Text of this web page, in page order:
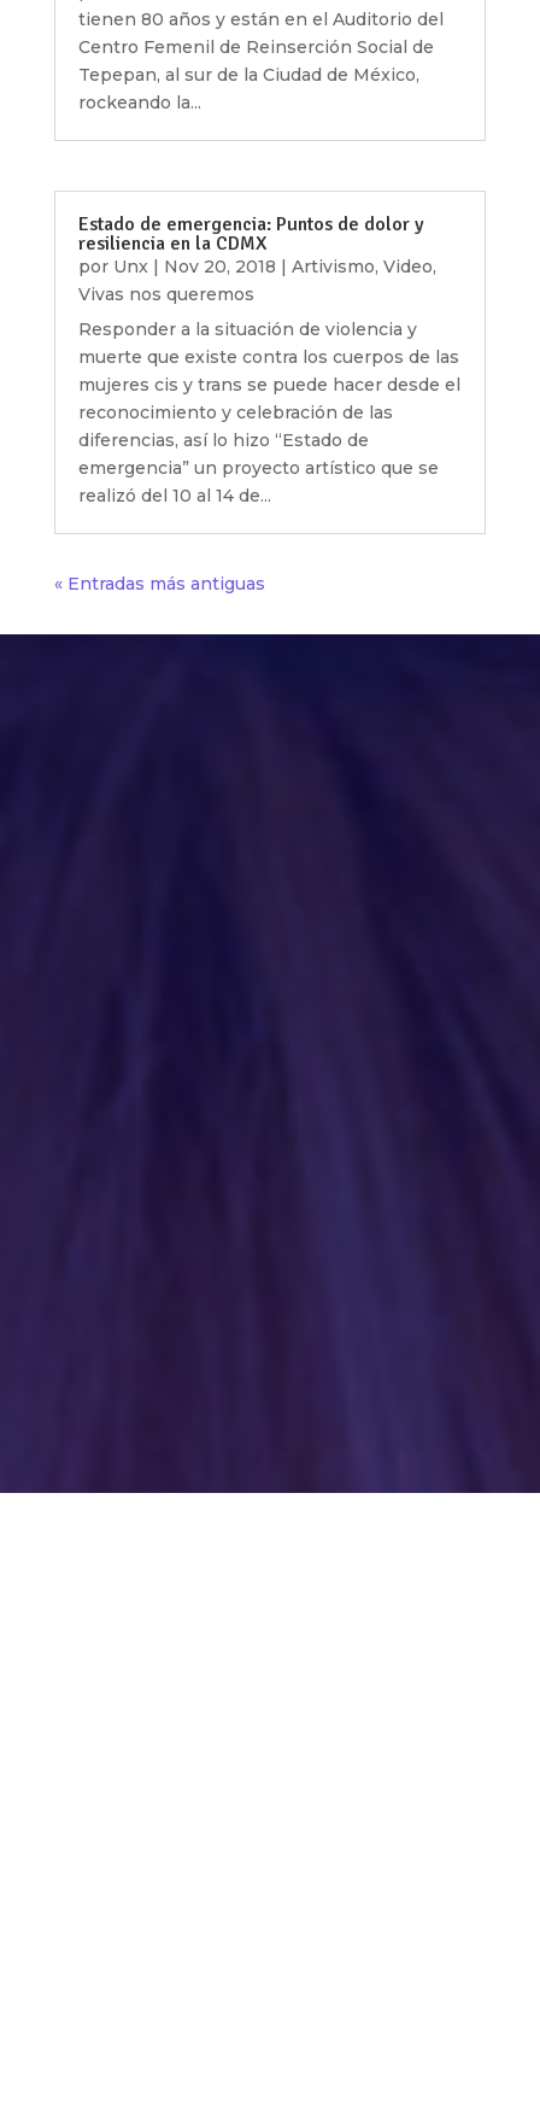
tienen 80 años y están en el Auditorio del
Centro Femenil de Reinserción Social de
Tepepan, al sur de la Ciudad de México,
rockeando la...
Estado de emergencia: Puntos de dolor y
resiliencia en la CDMX
por Unx| Nov 20, 2018 | Artivismo, Video,
Vivas nos queremos
Responder a la situación de violencia y
muerte que existe contra los cuerpos de las
mujeres cis y trans se puede hacer desde el
reconocimiento y celebración de las
diferencias, así lo hizo “Estado de
emergencia” un proyecto artístico que se
realizó del 10 al 14 de...
« Entradas más antiguas